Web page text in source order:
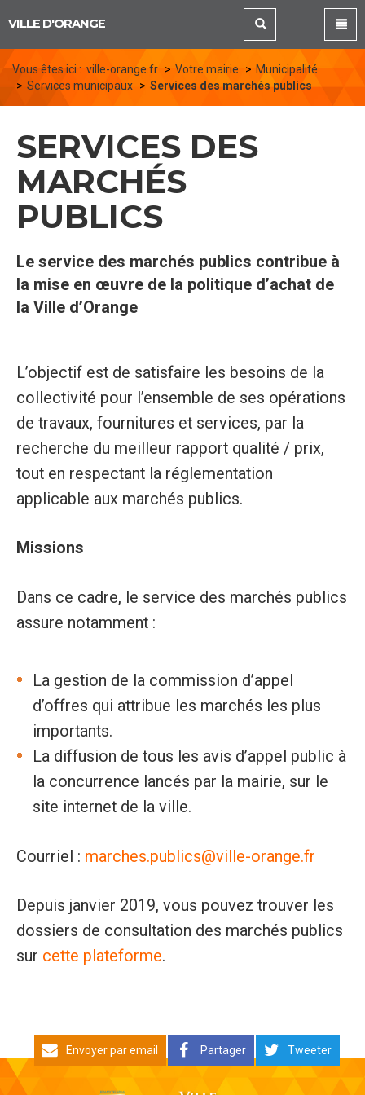
VILLE D'ORANGE
Vous êtes ici : ville-orange.fr Votre mairie
Municipalité
Services municipaux
Services des marchés publics
SERVICES DES
MARCHÉS
PUBLICS
Le service des marchés publics contribue à
la mise en œuvre de la politique d’achat de
la Ville d’Orange
L’objectif est de satisfaire les besoins de la
collectivité pour l’ensemble de ses opérations
de travaux, fournitures et services, par la
recherche du meilleur rapport qualité / prix,
tout en respectant la réglementation
applicable aux marchés publics.
Missions
Dans ce cadre, le service des marchés publics
assure notamment :
La gestion de la commission d’appel
d’offres qui attribue les marchés les plus
importants.
La diffusion de tous les avis d’appel public à
la concurrence lancés par la mairie, sur le
site internet de la ville.
Courriel : marches.publics@ville-orange.fr
Depuis janvier 2019, vous pouvez trouver les
dossiers de consultation des marchés publics
sur cette plateforme.
Envoyer par email Partager Tweeter